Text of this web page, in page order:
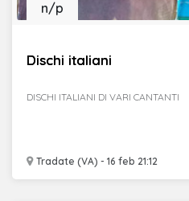
Dischi italiani
Tradate (VA) - 16 feb 21:12
n/p
DISCHI ITALIANI DI VARI CANTANTI